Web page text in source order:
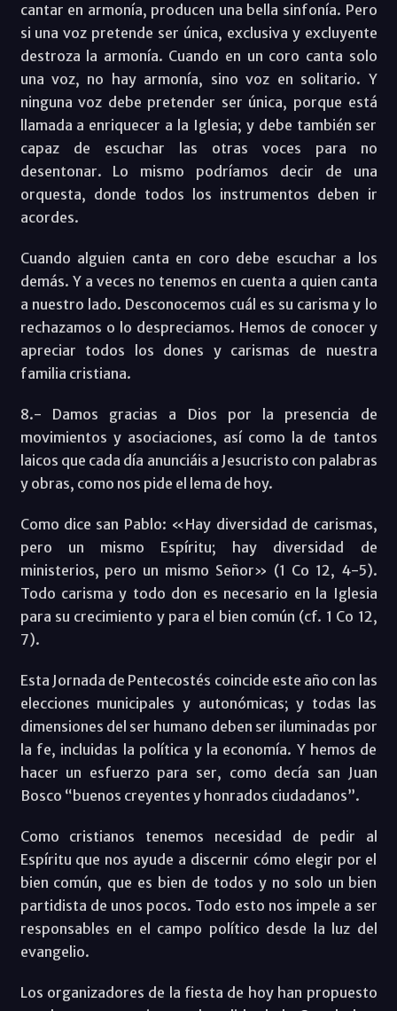
cantar en armonía, producen una bella sinfonía. Pero
si una voz pretende ser única, exclusiva y excluyente
destroza la armonía. Cuando en un coro canta solo
una voz, no hay armonía, sino voz en solitario. Y
ninguna voz debe pretender ser única, porque está
llamada a enriquecer a la Iglesia; y debe también ser
capaz de escuchar las otras voces para no
desentonar. Lo mismo podríamos decir de una
orquesta, donde todos los instrumentos deben ir
acordes.
Cuando alguien canta en coro debe escuchar a los
demás. Y a veces no tenemos en cuenta a quien canta
a nuestro lado. Desconocemos cuál es su carisma y lo
rechazamos o lo despreciamos. Hemos de conocer y
apreciar todos los dones y carismas de nuestra
familia cristiana.
8.- Damos gracias a Dios por la presencia de
movimientos y asociaciones, así como la de tantos
laicos que cada día anunciáis a Jesucristo con palabras
y obras, como nos pide el lema de hoy.
Como dice san Pablo: «Hay diversidad de carismas,
pero un mismo Espíritu; hay diversidad de
ministerios, pero un mismo Señor» (1 Co 12, 4-5).
Todo carisma y todo don es necesario en la Iglesia
para su crecimiento y para el bien común (cf. 1 Co 12,
7).
Esta Jornada de Pentecostés coincide este año con las
elecciones municipales y autonómicas; y todas las
dimensiones del ser humano deben ser iluminadas por
la fe, incluidas la política y la economía. Y hemos de
hacer un esfuerzo para ser, como decía san Juan
Bosco “buenos creyentes y honrados ciudadanos”.
Como cristianos tenemos necesidad de pedir al
Espíritu que nos ayude a discernir cómo elegir por el
bien común, que es bien de todos y no solo un bien
partidista de unos pocos. Todo esto nos impele a ser
responsables en el campo político desde la luz del
evangelio.
Los organizadores de la fiesta de hoy han propuesto